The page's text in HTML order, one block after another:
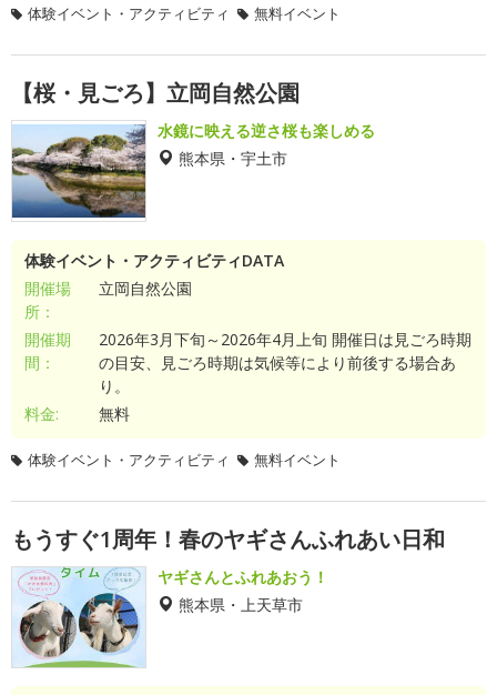
体験イベント・アクティビティ 無料イベント
【桜・見ごろ】立岡自然公園
水鏡に映える逆さ桜も楽しめる
熊本県・宇土市
体験イベント・アクティビティDATA
開催場
所：
立岡自然公園
開催期
間：
2026年3月下旬～2026年4月上旬 開催日は見ごろ時期
の目安、見ごろ時期は気候等により前後する場合あ
り。
料金:
無料
体験イベント・アクティビティ 無料イベント
もうすぐ1周年！春のヤギさんふれあい日和
ヤギさんとふれあおう！
熊本県・上天草市